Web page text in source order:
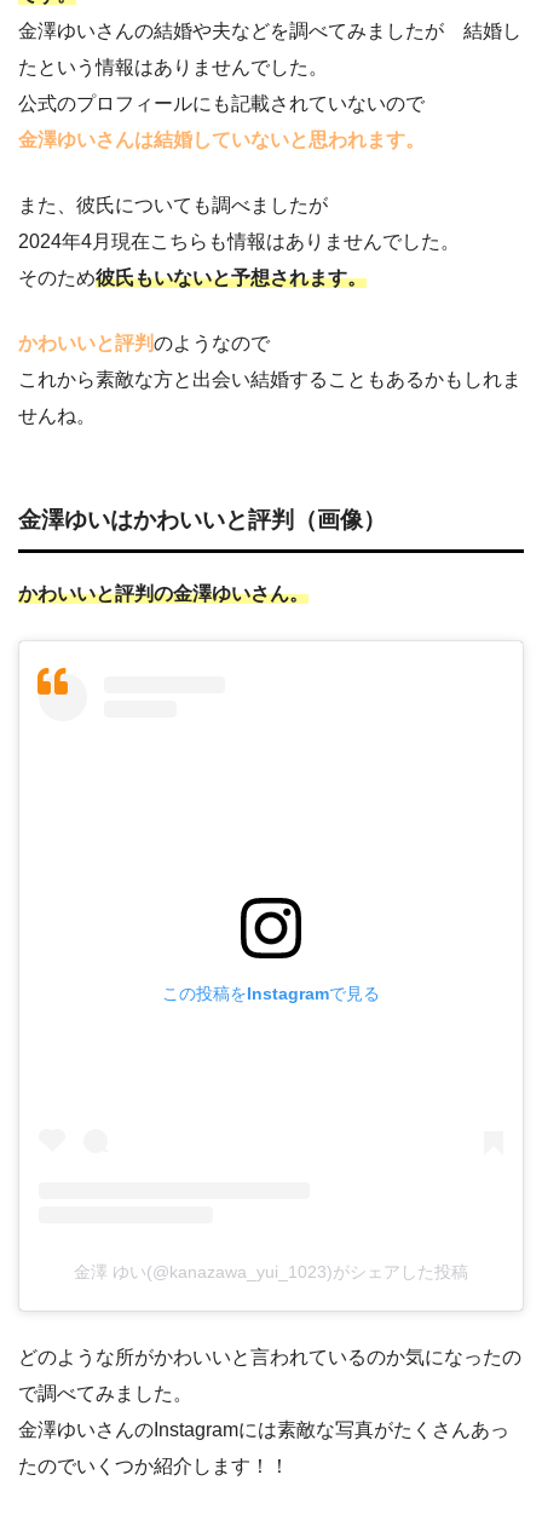
金澤ゆいさんの結婚や夫などを調べてみましたが 結婚し
たという情報はありませんでした。
公式のプロフィールにも記載されていないので
金澤ゆいさんは結婚していないと思われます。
また、彼氏についても調べましたが
2024年4月現在こちらも情報はありませんでした。
そのため彼氏もいないと予想されます。
かわいいと評判のようなので
これから素敵な方と出会い結婚することもあるかもしれま
せんね。
金澤ゆいはかわいいと評判（画像）
かわいいと評判の金澤ゆいさん。
この投稿をInstagramで見る
金澤 ゆい(@kanazawa_yui_1023)がシェアした投稿
どのような所がかわいいと言われているのか気になったの
で調べてみました。
金澤ゆいさんのInstagramには素敵な写真がたくさんあっ
たのでいくつか紹介します！！